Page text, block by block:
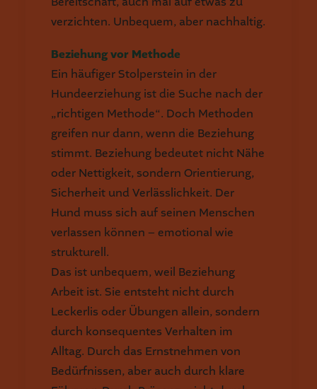
verzichten. Unbequem, aber nachhaltig.
Beziehung vor Methode
Ein häufiger Stolperstein in der
Hundeerziehung ist die Suche nach der
„richtigen Methode“. Doch Methoden
greifen nur dann, wenn die Beziehung
stimmt. Beziehung bedeutet nicht Nähe
oder Nettigkeit, sondern Orientierung,
Sicherheit und Verlässlichkeit. Der
Hund muss sich auf seinen Menschen
verlassen können – emotional wie
strukturell.
Das ist unbequem, weil Beziehung
Arbeit ist. Sie entsteht nicht durch
Leckerlis oder Übungen allein, sondern
durch konsequentes Verhalten im
Alltag. Durch das Ernstnehmen von
Bedürfnissen, aber auch durch klare